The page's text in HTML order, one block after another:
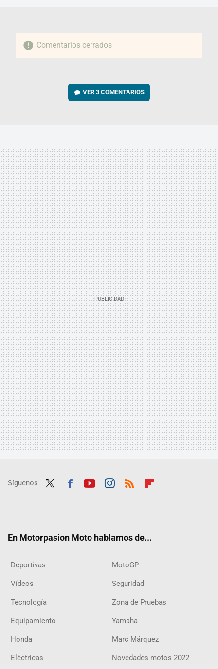
Comentarios cerrados
VER3 COMENTARIOS
Síguenos
En Motorpasion Moto hablamos de...
Deportivas MotoGP
Vídeos Seguridad
Tecnología Zona de Pruebas
Equipamiento Yamaha
Honda Marc Márquez
Eléctricas Novedades motos 2022